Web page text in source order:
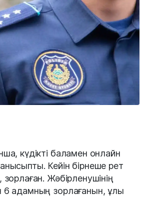
күдікті баламен онлайн
Кейін бірнеше рет
Жәбірленушінің
6 адамның зорлағанын, ұлы